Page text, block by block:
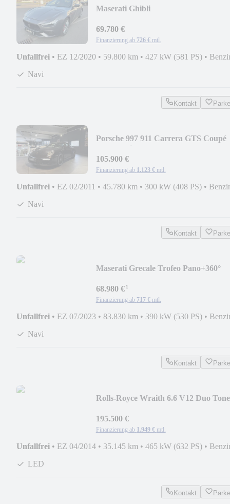
Maserati Ghibli
69.780 €
Finanzierung ab 726 € mtl.
Unfallfrei • EZ 12/2020 • 59.800 km • 427 kW (581 PS) •
Navi
Kontakt
Porsche 997 911 Carrera GTS Coupé
105.900 €
Finanzierung ab 1.123 € mtl.
Unfallfrei • EZ 02/2011 • 45.780 km • 300 kW (408 PS) •
Navi
Kontakt
Maserati Grecale Trofeo Pano+360°
68.980 €¹
Finanzierung ab 717 € mtl.
Unfallfrei • EZ 07/2023 • 83.830 km • 390 kW (530 PS) •
Navi
Kontakt
Rolls-Royce Wraith 6.6 V12 Duo Tone
195.500 €
Finanzierung ab 1.949 € mtl.
Unfallfrei • EZ 04/2014 • 35.145 km • 465 kW (632 PS) •
LED
Kontakt